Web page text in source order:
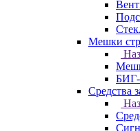
Мешки
Средства